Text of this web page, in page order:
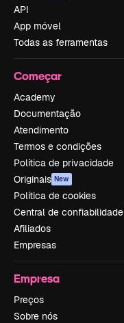
API
App móvel
Todas as ferramentas
Começar
Academy
Documentação
Atendimento
Termos e condições
Política de privacidade
Originais New
Política de cookies
Central de confiabilidade
Afiliados
Empresas
Empresa
Preços
Sobre nós